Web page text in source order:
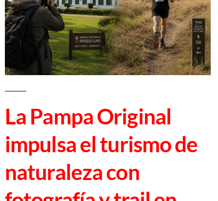
La Pampa Original
impulsa el turismo de
naturaleza con